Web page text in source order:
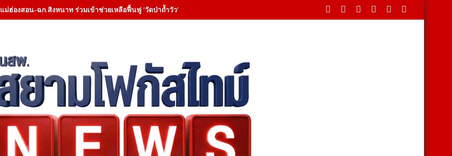
แม่ฮ่องสอน-ฉก.สิงหนาท ร่วมเข้าช่วยเหลือฟื้นฟู ‘วัดป่าถ้ำวัว’ – เคลียสิ่งกีดขวางใต้สะพาน บรรเทาทุกข์ชาวบ้านหลังน้ำป่าหลาก